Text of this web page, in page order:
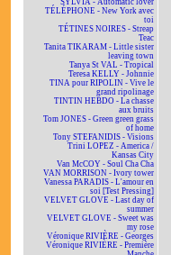
SYLVIA - Automatic lover
TÉLÉPHONE - New York avec
toi
TÉTINES NOIRES - Streap
Teac
Tanita TIKARAM - Little sister
leaving town
Tanya St VAL - Tropical
Teresa KELLY - Johnnie
TINA pour RIPOLIN - Vive le
grand ripolinage
TINTIN HEBDO - La chasse
aux bruits
Tom JONES - Green green grass
of home
Tony STEFANIDIS - Visions
Trini LOPEZ - America /
Kansas City
Van McCOY - Soul Cha Cha
VAN MORRISON - Ivory tower
Vanessa PARADIS - L'amour en
soi [Test Pressing]
VELVET GLOVE - Last day of
summer
VELVET GLOVE - Sweet was
my rose
Véronique RIVIÈRE - Georges
Véronique RIVIÈRE - Première